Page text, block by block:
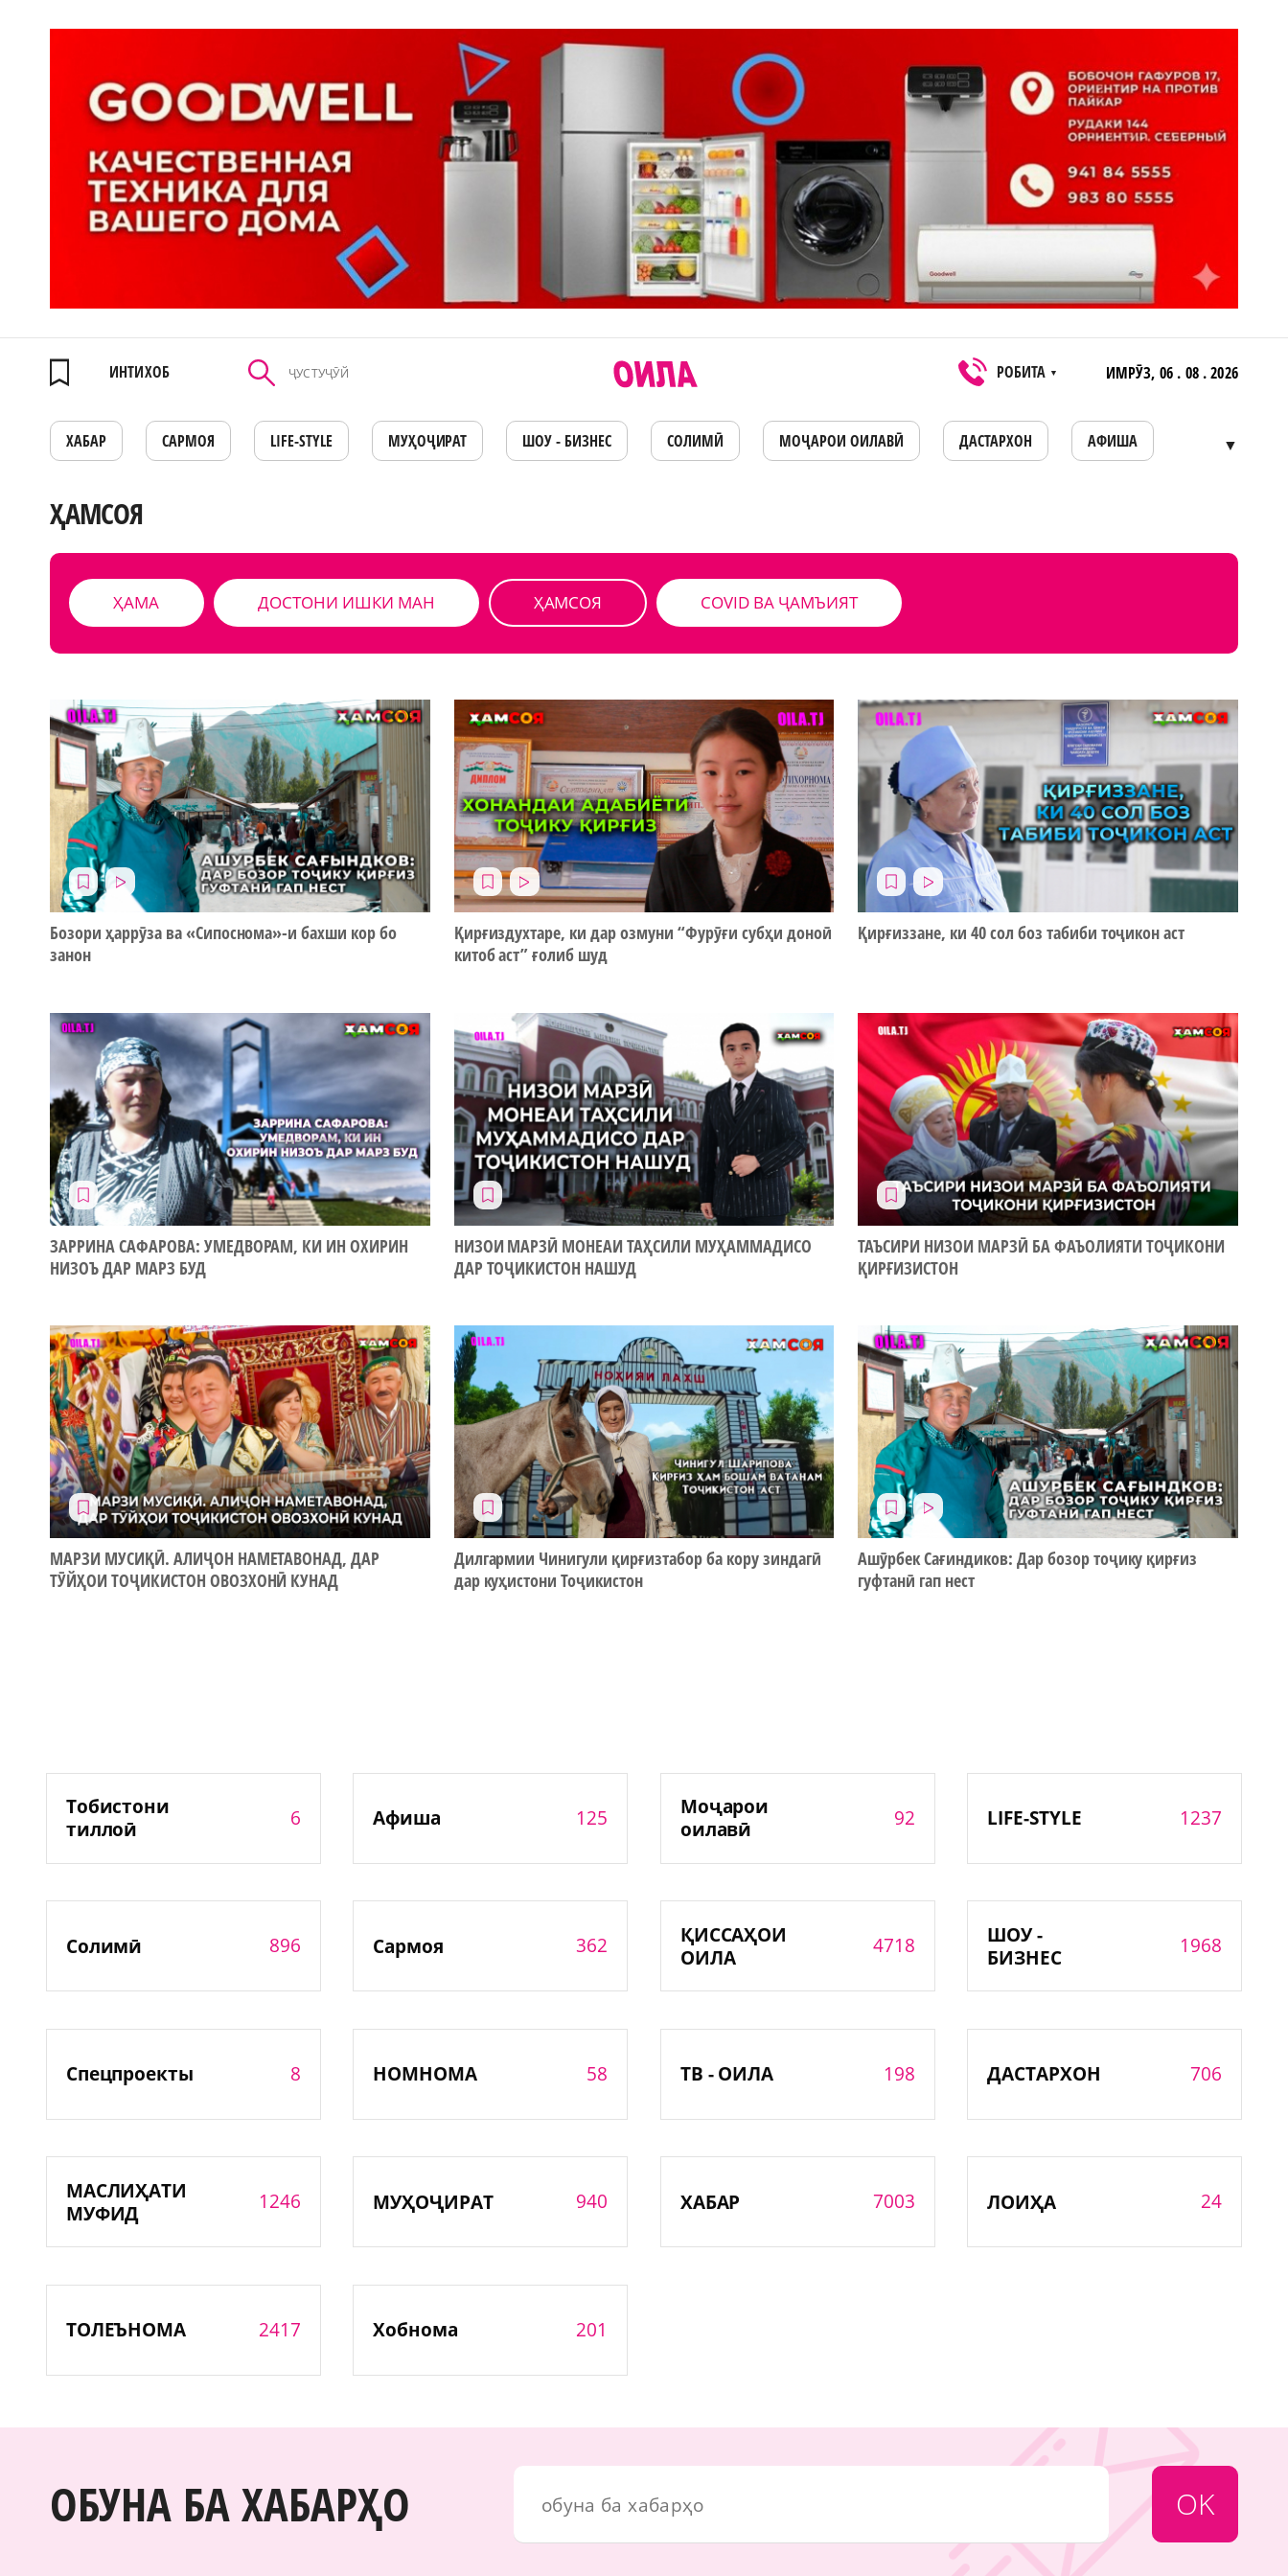
ИНТИХОБ РОБИТА ▼ ИМРӮЗ, 06 . 08 . 2026
ХАБАР САРМОЯ LIFE-STYLE МУҲОҶИРАТ ШОУ - БИЗНЕС СОЛИМӢ МОҶАРОИ ОИЛАВӢ ДАСТАРХОН АФИША ▼
ҲАМСОЯ
ҲАМА ДОСТОНИ ИШКИ МАН ҲАМСОЯ COVID ВА ҶАМЪИЯТ
Бозори ҳаррӯза ва «Сипоснома»-и бахши кор бо
занон
Қирғиздухтаре, ки дар озмуни “Фурӯғи субҳи доноӣ
китоб аст” ғолиб шуд
Қирғиззане, ки 40 сол боз табиби тоҷикон аст
ЗАРРИНА САФАРОВА: УМЕДВОРАМ, КИ ИН ОХИРИН
НИЗОЪ ДАР МАРЗ БУД
НИЗОИ МАРЗӢ МОНЕАИ ТАҲСИЛИ МУҲАММАДИСО
ДАР ТОҶИКИСТОН НАШУД
ТАЪСИРИ НИЗОИ МАРЗӢ БА ФАЪОЛИЯТИ ТОҶИКОНИ
ҚИРҒИЗИСТОН
МАРЗИ МУСИҚӢ. АЛИҶОН НАМЕТАВОНАД, ДАР
ТӮЙҲОИ ТОҶИКИСТОН ОВОЗХОНӢ КУНАД
Дилгармии Чинигули қирғизтабор ба кору зиндагӣ
дар куҳистони Тоҷикистон
Ашӯрбек Сағиндиков: Дар бозор тоҷику қирғиз
гуфтанӣ гап нест
Тобистони
тиллоӣ
6 Афиша 125
Моҷарои
оилавӣ
92 LIFE-STYLE 1237
Солимӣ 896 Сармоя 362
ҚИССАҲОИ
ОИЛА
4718
ШОУ -
БИЗНЕС
1968
Спецпроекты 8 НОМНОМА 58 ТВ - ОИЛА 198 ДАСТАРХОН 706
МАСЛИҲАТИ
МУФИД
1246 МУҲОҶИРАТ 940 ХАБАР 7003 ЛОИҲА 24
ТОЛЕЪНОМА 2417 Хобнома 201
ОБУНА БА ХАБАРҲО OK